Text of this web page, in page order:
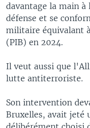
davantage la main
défense et se
militaire équivalant
(PIB) en 2024.
Il veut aussi que
lutte antiterroriste.
Son intervention
Bruxelles, avait jeté